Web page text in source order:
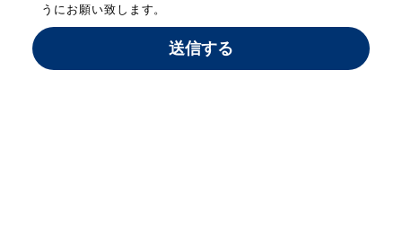
うにお願い致します。